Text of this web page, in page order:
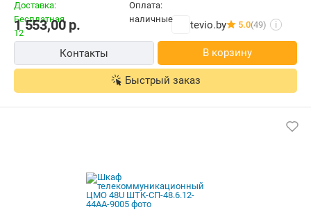
1 553,00р. tevio.by 5.0(49) i
Контакты В корзину
Быстрый заказ